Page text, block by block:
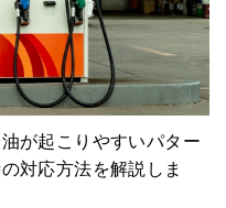
が起こりやすいパター
対応方法を解説しま